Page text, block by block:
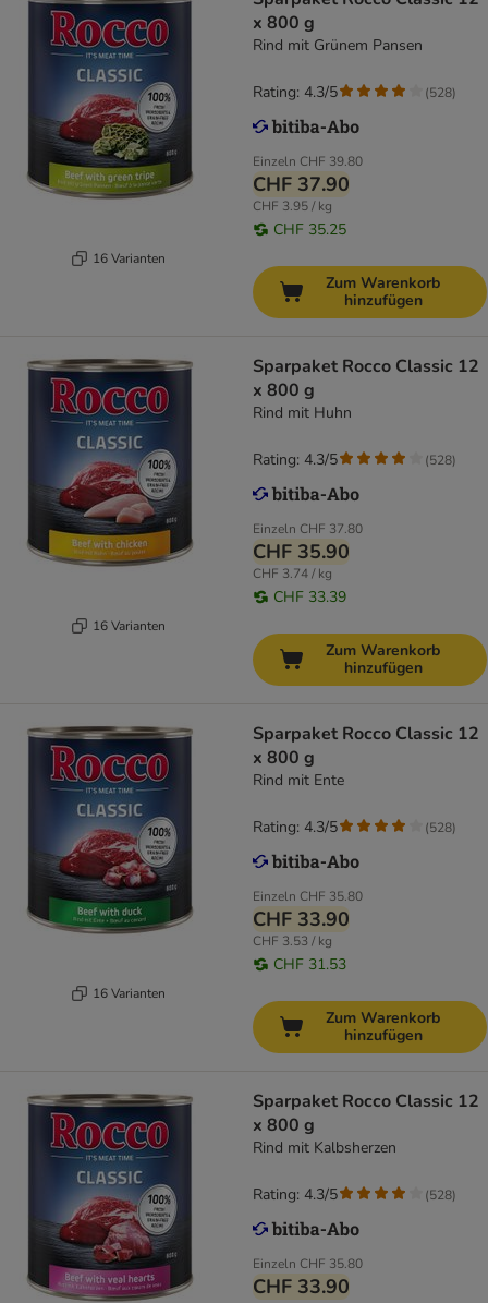
16 Varianten
x 800 g
Rind mit Grünem Pansen
Einzeln CHF 39.80
CHF 37.90
CHF 3.95 / kg
CHF 35.25
Rating: 4.3/5 (528)
Zum Warenkorb
hinzufügen
16 Varianten
Sparpaket Rocco Classic 12
x 800 g
Rind mit Huhn
Einzeln CHF 37.80
CHF 35.90
CHF 3.74 / kg
CHF 33.39
Rating: 4.3/5 (528)
Zum Warenkorb
hinzufügen
16 Varianten
Sparpaket Rocco Classic 12
x 800 g
Rind mit Ente
Einzeln CHF 35.80
CHF 33.90
CHF 3.53 / kg
CHF 31.53
Rating: 4.3/5 (528)
Zum Warenkorb
hinzufügen
Sparpaket Rocco Classic 12
x 800 g
Rind mit Kalbsherzen
Einzeln CHF 35.80
CHF 33.90
Rating: 4.3/5 (528)